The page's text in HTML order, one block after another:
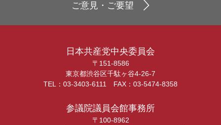
ご意見・ご要望
日本共産党中央委員会
〒151-8586
東京都渋谷区千駄ヶ谷4-26-7
TEL：03-3403-6111 FAX：03-5474-8358
参議院議員会館事務所
〒100-8962